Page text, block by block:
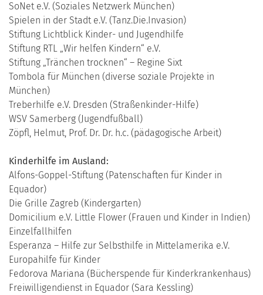
SoNet e.V. (Soziales Netzwerk München)
Spielen in der Stadt e.V. (Tanz.Die.Invasion)
Stiftung Lichtblick Kinder- und Jugendhilfe
Stiftung RTL „Wir helfen Kindern“ e.V.
Stiftung „Tränchen trocknen“ – Regine Sixt
Tombola für München (diverse soziale Projekte in
München)
Treberhilfe e.V. Dresden (Straßenkinder-Hilfe)
WSV Samerberg (Jugendfußball)
Zöpfl, Helmut, Prof. Dr. Dr. h.c. (pädagogische Arbeit)
Kinderhilfe im Ausland:
Alfons-Goppel-Stiftung (Patenschaften für Kinder in
Equador)
Die Grille Zagreb (Kindergarten)
Domicilium e.V. Little Flower (Frauen und Kinder in Indien)
Einzelfallhilfen
Esperanza – Hilfe zur Selbsthilfe in Mittelamerika e.V.
Europahilfe für Kinder
Fedorova Mariana (Bücherspende für Kinderkrankenhaus)
Freiwilligendienst in Equador (Sara Kessling)